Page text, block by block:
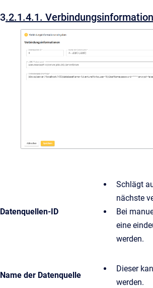
3.2.1.4.1.
Datenquellen-ID
Schlägt
nächste
Bei
eine
werden.
Name der Datenquelle
Dieser
werden.